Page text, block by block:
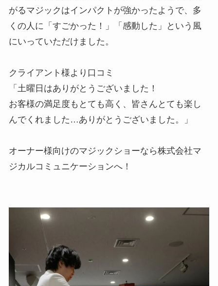
がるマジックはインパクトが強かったようで、多
くの人に「すごかった！」「感動した」という風
にいっていただけました。
クライアント様より口コミ
「土曜日はありがとうございました！
お客様の満足度もとても高く、皆さんとても楽し
んでくれました…ありがとうございました。」
オーナー様向けのマジックショーなら株式会社マ
ジカルコミュニケーションへ！